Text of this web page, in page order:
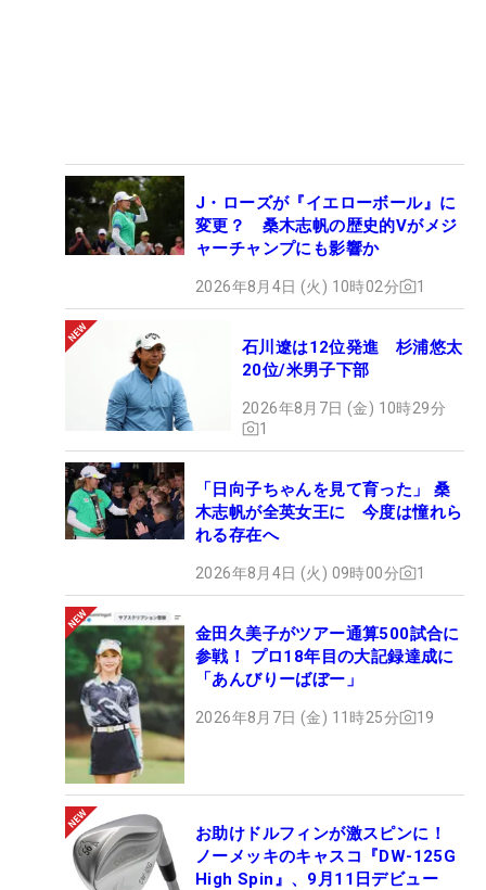
J・ローズが『イエローボール』に
変更？ 桑木志帆の歴史的Vがメジ
ャーチャンプにも影響か
2026年8月4日 (火) 10時02分 1
石川遼は12位発進 杉浦悠太
20位/米男子下部
2026年8月7日 (金) 10時29分
1
「日向子ちゃんを見て育った」 桑
木志帆が全英女王に 今度は憧れら
れる存在へ
2026年8月4日 (火) 09時00分 1
金田久美子がツアー通算500試合に
参戦！ プロ18年目の大記録達成に
「あんびりーばぼー」
2026年8月7日 (金) 11時25分 19
お助けドルフィンが激スピンに！
ノーメッキのキャスコ『DW-125G
High Spin』、9月11日デビュー